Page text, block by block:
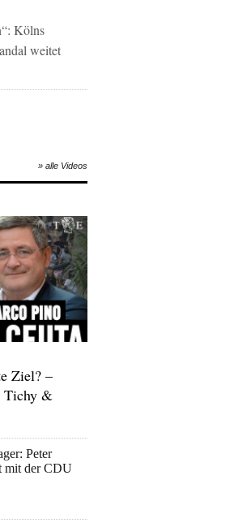
Kölns
weitet
» alle Videos
Ziel? –
Tichy &
Peter
mit der CDU